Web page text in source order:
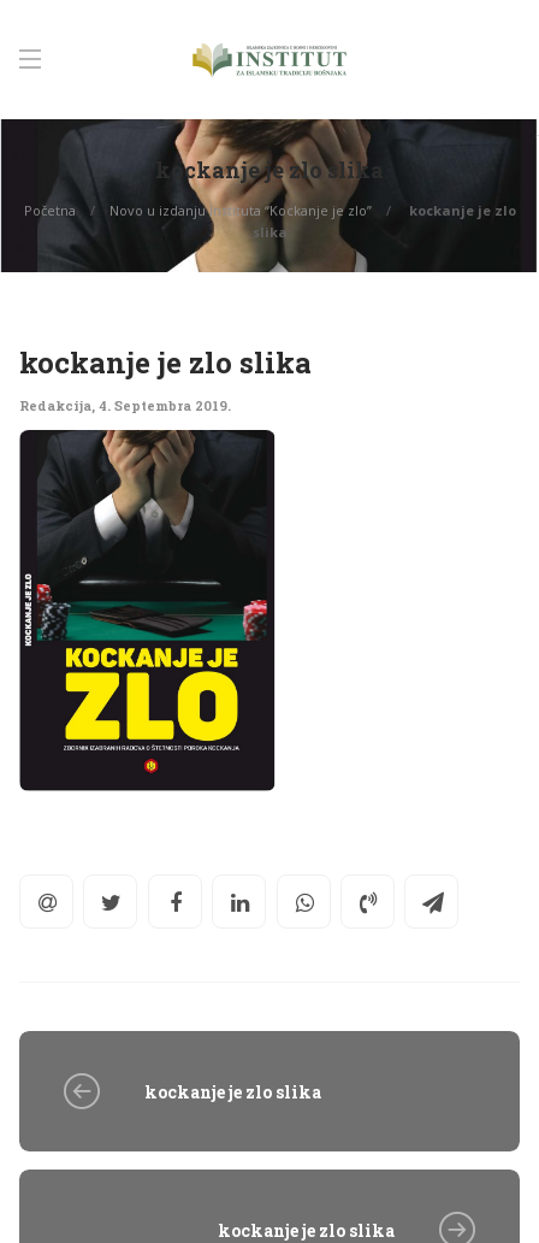
kockanje je zlo slika
Početna Novo u izdanju Instituta “Kockanje je zlo”
kockanje je zlo
slika
kockanje je zlo slika
Redakcija, 4. Septembra 2019.
kockanje je zlo slika
kockanje je zlo slika